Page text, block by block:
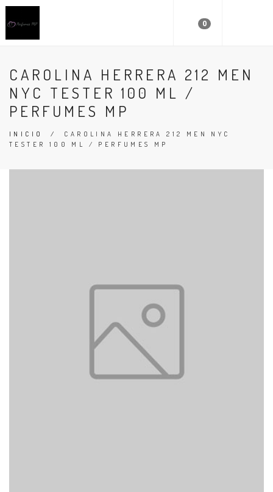
0
CAROLINA HERRERA 212 MEN
NYC TESTER 100 ML /
PERFUMES MP
INICIO / CAROLINA HERRERA 212 MEN NYC
TESTER 100 ML / PERFUMES MP